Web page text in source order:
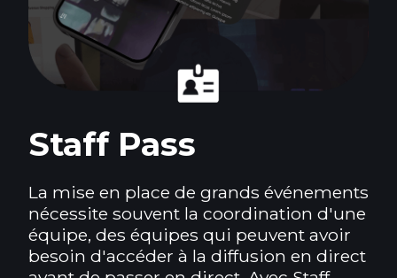
Staff Pass
La mise en place de grands événements
nécessite souvent la coordination d'une
équipe, des équipes qui peuvent avoir
besoin d'accéder à la diffusion en direct